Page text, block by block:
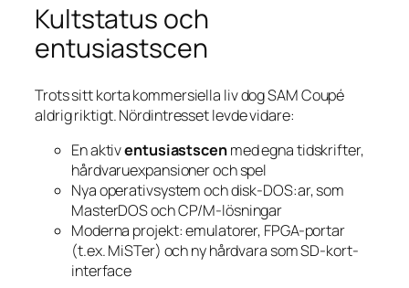
Kultstatus och
entusiastscen
Trots sitt korta kommersiella liv dog SAM Coupé
aldrig riktigt. Nördintresset levde vidare:
En aktiventusiastscenmed egna tidskrifter,
hårdvaru­expansioner och spel
Nya operativsystem och disk-DOS:ar, som
MasterDOS och CP/M-lösningar
Moderna projekt: emulatorer, FPGA-portar
(t.ex. MiSTer) och ny hårdvara som SD-kort-
interface